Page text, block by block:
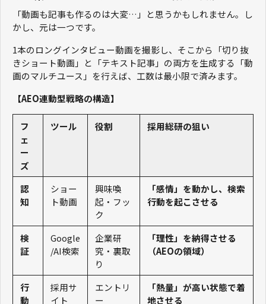
「動画も記事も作るのは大変…」と思うかもしれません。し
かし、元は一つです。
1本のロングインタビュー動画を撮影し、そこから「切り抜
きショート動画」と「テキスト記事」の両方を生成する「動
画のマルチユース」を行えば、工数は最小限で済みます。
【AEO連動型戦略の構造】
フ
ェ
ー
ズ
ツール 役割 採用総研の狙い
認
知
ショー
ト動画
興味喚
起・フッ
ク
「感情」を動かし、検索
行動を起こさせる
検
証
Google
/AI検索
企業研
究・裏取
り
「理性」を納得させる
（AEOの領域）
行
動
採用サ
イト
エントリ
ー
「熱量」が高い状態で着
地させる